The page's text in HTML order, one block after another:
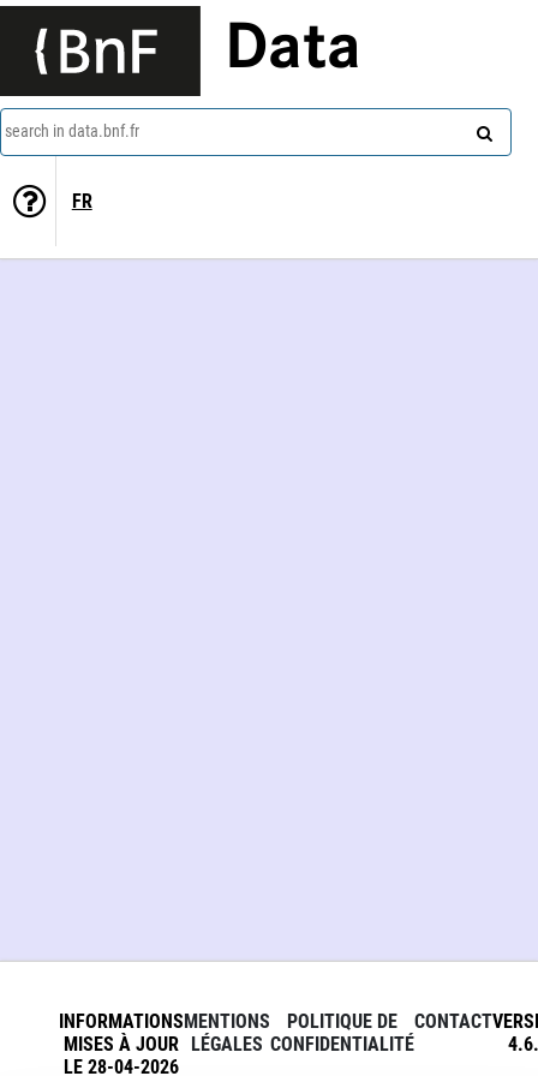
Data
search in data.bnf.fr
FR
INFORMATIONS
MISES À JOUR
LE 28-04-2026
MENTIONS
LÉGALES
POLITIQUE DE
CONFIDENTIALITÉ
CONTACT